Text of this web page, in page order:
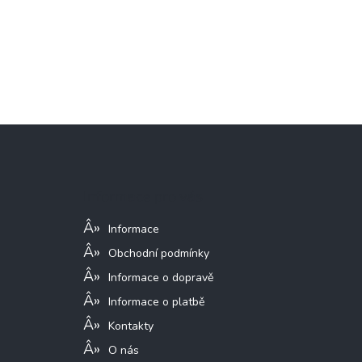
Informace
Obchodní podmínky
Informace o dopravě
Informace o platbě
Kontakty
O nás